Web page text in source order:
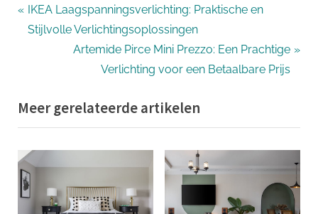
Bericht
navigatie
P
r
o
u
s
P
o
IKEA Laagspanningsverlichting: Praktische en
Stijlvolle Verlichtingsoplossingen
N
t
P
o
s
t
:
Artemide Pirce Mini Prezzo: Een Prachtige
Verlichting voor een Betaalbare Prijs
Meer gerelateerde artikelen